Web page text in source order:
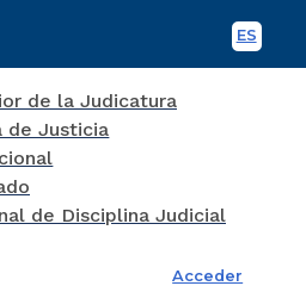
ES
Acceder